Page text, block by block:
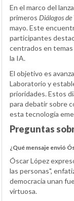
En el marco del
primeros Diálogos de
mayo. Este
participantes
centrados en temas
la IA.
El objetivo es
Laboratorio y
prioridades. Estos
para debatir sobre
esta tecnología
Preguntas
¿Qué mensaje envió
Óscar López
las personas",
democracia unan
virtuosa.